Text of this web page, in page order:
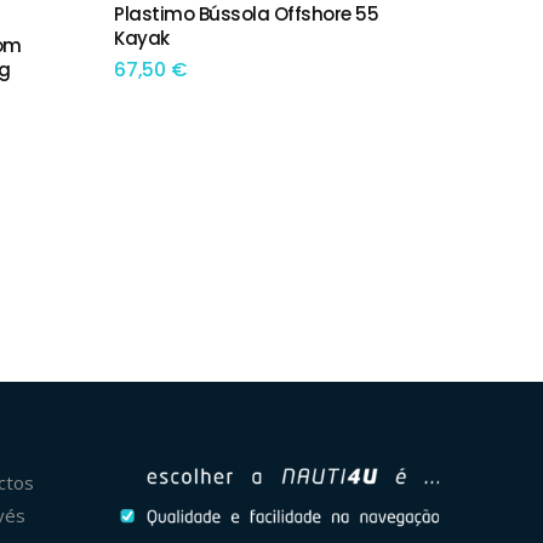
ADICIONAR
Plastimo Bússola Offshore 55
Kayak
67,50 €